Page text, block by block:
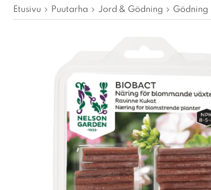
Etusivu Puutarha Jord & Gödning Gödning